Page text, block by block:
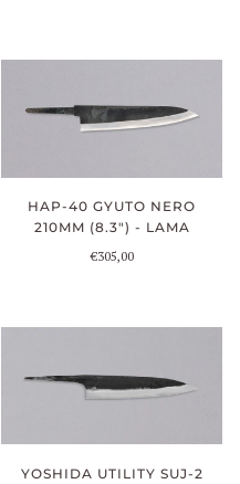
HAP-40 GYUTO NERO
210MM (8.3") - LAMA
€305,00
YOSHIDA UTILITY SUJ-2